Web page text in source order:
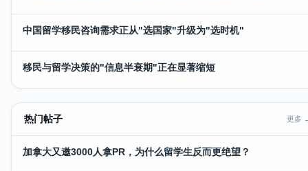
中国留学移民咨询需求正从"选国家"升级为"选时机"
移民与留学决策的"信息半衰期"正在显著缩短
热门帖子 更多
加拿大又邀3000人拿PR，为什么留学生反而更绝望？